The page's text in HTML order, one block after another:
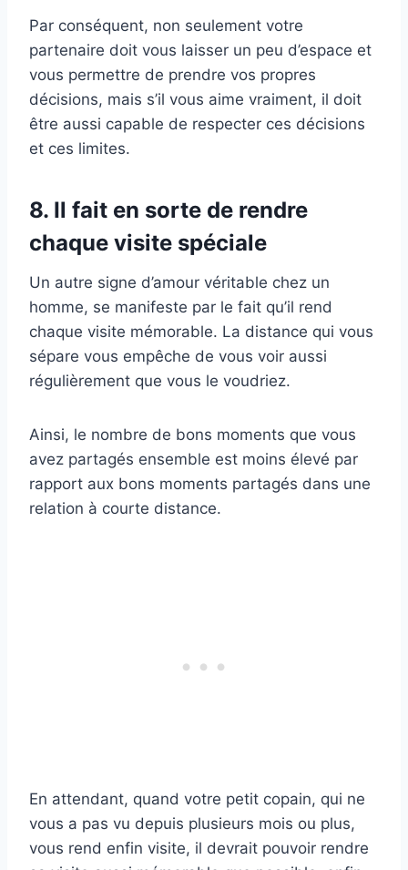
Par conséquent, non seulement votre
partenaire doit vous laisser un peu d’espace et
vous permettre de prendre vos propres
décisions, mais s’il vous aime vraiment, il doit
être aussi capable de respecter ces décisions
et ces limites.
8. Il fait en sorte de rendre
chaque visite spéciale
Un autre signe d’amour véritable chez un
homme, se manifeste par le fait qu’il rend
chaque visite mémorable. La distance qui vous
sépare vous empêche de vous voir aussi
régulièrement que vous le voudriez.
Ainsi, le nombre de bons moments que vous
avez partagés ensemble est moins élevé par
rapport aux bons moments partagés dans une
relation à courte distance.
En attendant, quand votre petit copain, qui ne
vous a pas vu depuis plusieurs mois ou plus,
vous rend enfin visite, il devrait pouvoir rendre